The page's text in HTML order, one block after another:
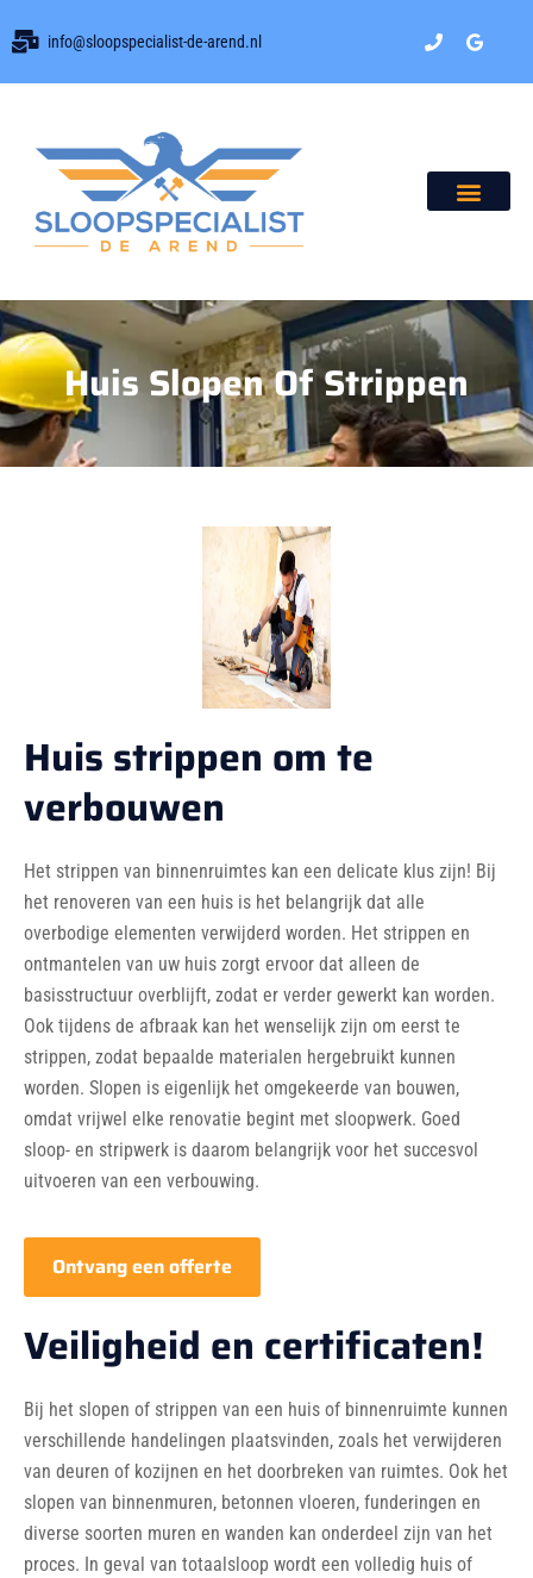
info@sloopspecialist-de-arend.nl
Huis Slopen Of Strippen
Huis strippen om te
verbouwen
Het strippen van binnenruimtes kan een delicate klus zijn! Bij
het renoveren van een huis is het belangrijk dat alle
overbodige elementen verwijderd worden. Het strippen en
ontmantelen van uw huis zorgt ervoor dat alleen de
basisstructuur overblijft, zodat er verder gewerkt kan worden.
Ook tijdens de afbraak kan het wenselijk zijn om eerst te
strippen, zodat bepaalde materialen hergebruikt kunnen
worden. Slopen is eigenlijk het omgekeerde van bouwen,
omdat vrijwel elke renovatie begint met sloopwerk. Goed
sloop- en stripwerk is daarom belangrijk voor het succesvol
uitvoeren van een verbouwing.
Ontvang een offerte
Veiligheid en certificaten!
Bij het slopen of strippen van een huis of binnenruimte kunnen
verschillende handelingen plaatsvinden, zoals het verwijderen
van deuren of kozijnen en het doorbreken van ruimtes. Ook het
slopen van binnenmuren, betonnen vloeren, funderingen en
diverse soorten muren en wanden kan onderdeel zijn van het
proces. In geval van totaalsloop wordt een volledig huis of